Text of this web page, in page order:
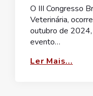
O III Congresso
Veterinária,
outubro de 2024,
evento…
Ler Mais...